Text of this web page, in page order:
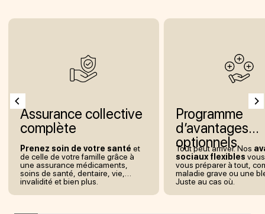
Assurance collective
complète
Prenez soin de votre santé et
de celle de votre famille grâce à
une assurance médicaments,
soins de santé, dentaire, vie,
invalidité et bien plus.
Programme
d’avantages
optionnels
Tout peut arriver. Nos
sociaux flexibles
vous préparer à tout,
maladie grave ou une
Juste au cas où.